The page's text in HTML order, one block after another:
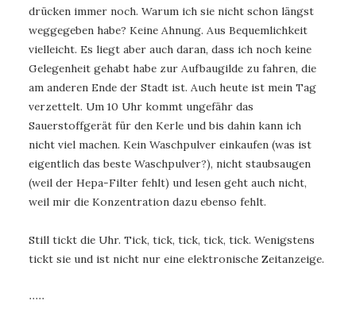
drücken immer noch. Warum ich sie nicht schon längst
weggegeben habe? Keine Ahnung. Aus Bequemlichkeit
vielleicht. Es liegt aber auch daran, dass ich noch keine
Gelegenheit gehabt habe zur Aufbaugilde zu fahren, die
am anderen Ende der Stadt ist. Auch heute ist mein Tag
verzettelt. Um 10 Uhr kommt ungefähr das
Sauerstoffgerät für den Kerle und bis dahin kann ich
nicht viel machen. Kein Waschpulver einkaufen (was ist
eigentlich das beste Waschpulver?), nicht staubsaugen
(weil der Hepa-Filter fehlt) und lesen geht auch nicht,
weil mir die Konzentration dazu ebenso fehlt.
Still tickt die Uhr. Tick, tick, tick, tick, tick. Wenigstens
tickt sie und ist nicht nur eine elektronische Zeitanzeige.
∙∙∙∙∙